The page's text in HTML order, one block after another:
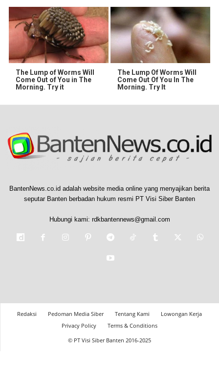
The Lump of Worms Will
Come Out of You in The
Morning. Try it
The Lump Of Worms Will
Come Out Of You In The
Morning. Try It
BantenNews.co.id adalah website media online yang menyajikan berita
seputar Banten berbadan hukum resmi PT Visi Siber Banten
Hubungi kami: rdkbantennews@gmail.com
Redaksi Pedoman Media Siber Tentang Kami
Lowongan Kerja
Privacy Policy
Terms & Conditions
© PT Visi Siber Banten 2016-2025